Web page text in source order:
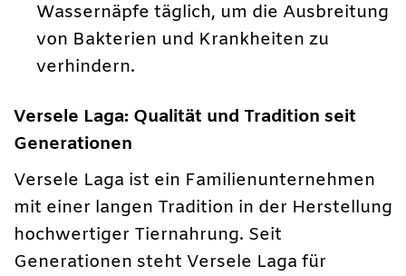
Wassernäpfe täglich, um die Ausbreitung
von Bakterien und Krankheiten zu
verhindern.
Versele Laga: Qualität und Tradition seit
Generationen
Versele Laga ist ein Familienunternehmen
mit einer langen Tradition in der Herstellung
hochwertiger Tiernahrung. Seit
Generationen steht Versele Laga für